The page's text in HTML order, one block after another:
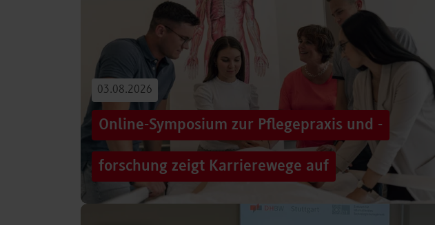
03.08.2026
Online-Symposium zur Pflegepraxis und -
forschung zeigt Karrierewege auf
Von der Promotion in Australien über die Weiterentwicklung